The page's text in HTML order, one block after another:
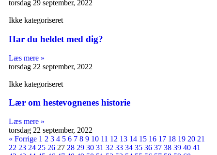
torsdag 29 september, 2022
Ikke kategoriseret
Har du heldet med dig?
Læs mere »
torsdag 22 september, 2022
Ikke kategoriseret
Lær om hestevognenes historie
Læs mere »
torsdag 22 september, 2022
« Forrige 1 2 3 4 5 6 7 8 9 10 11 12 13 14 15 16 17 18 19 20 21
22 23 24 25 26 27 28 29 30 31 32 33 34 35 36 37 38 39 40 41